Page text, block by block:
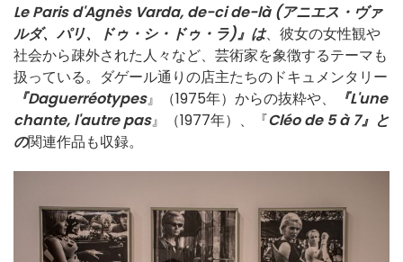
Le Paris d'Agnès Varda, de-ci de-là (アニエス・ヴァ
ルダ、パリ、ドゥ・シ・ドゥ・ラ)』は、彼女の女性観や
社会から疎外された人々など、芸術家を象徴するテーマも
扱っている。ダゲール通りの店主たちのドキュメンタリー
『Daguerréotypes』（1975年）からの抜粋や、
『L'une
chante, l'autre pas』（1977年）、『Cléo de 5 à 7』と
の関連作品も収録。